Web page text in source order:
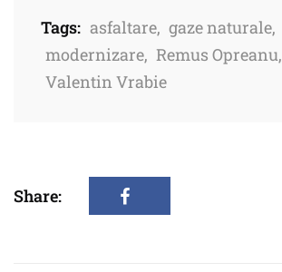
Tags: asfaltare, gaze naturale,
modernizare, Remus Opreanu,
Valentin Vrabie
Share: